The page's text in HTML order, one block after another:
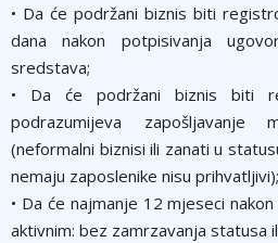
• Da će podržani biznis biti
dana nakon potpisivanja
sredstava;
• Da će podržani biznis biti
podrazumijeva zapošljavanje
(neformalni biznisi ili zanati u
nemaju zaposlenike nisu prihvatljivi);
• Da će najmanje 12 mjeseci
aktivnim: bez zamrzavanja statusa